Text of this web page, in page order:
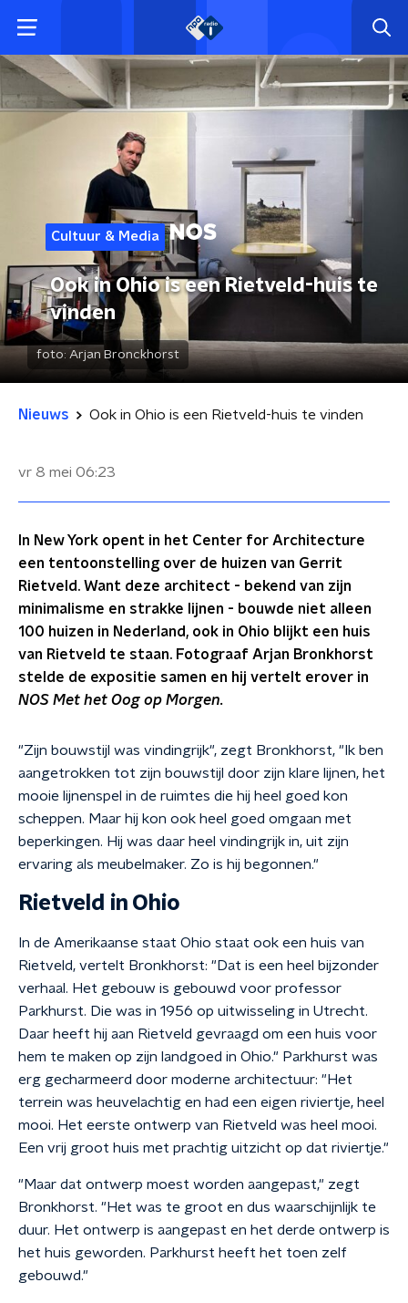
Cultuur & Media
Ook in Ohio is een Rietveld-huis te
vinden
foto: Arjan Bronckhorst
Nieuws Ook in Ohio is een Rietveld-huis te vinden
vr 8 mei 06:23
In New York opent in het Center for Architecture
een tentoonstelling over de huizen van Gerrit
Rietveld. Want deze architect - bekend van zijn
minimalisme en strakke lijnen - bouwde niet alleen
100 huizen in Nederland, ook in Ohio blijkt een huis
van Rietveld te staan. Fotograaf Arjan Bronkhorst
stelde de expositie samen en hij vertelt erover in
NOS Met het Oog op Morgen.
"Zijn bouwstijl was vindingrijk", zegt Bronkhorst, "Ik ben
aangetrokken tot zijn bouwstijl door zijn klare lijnen, het
mooie lijnenspel in de ruimtes die hij heel goed kon
scheppen. Maar hij kon ook heel goed omgaan met
beperkingen. Hij was daar heel vindingrijk in, uit zijn
ervaring als meubelmaker. Zo is hij begonnen."
Rietveld in Ohio
In de Amerikaanse staat Ohio staat ook een huis van
Rietveld, vertelt Bronkhorst: "Dat is een heel bijzonder
verhaal. Het gebouw is gebouwd voor professor
Parkhurst. Die was in 1956 op uitwisseling in Utrecht.
Daar heeft hij aan Rietveld gevraagd om een huis voor
hem te maken op zijn landgoed in Ohio." Parkhurst was
erg gecharmeerd door moderne architectuur: "Het
terrein was heuvelachtig en had een eigen riviertje, heel
mooi. Het eerste ontwerp van Rietveld was heel mooi.
Een vrij groot huis met prachtig uitzicht op dat riviertje."
"Maar dat ontwerp moest worden aangepast," zegt
Bronkhorst. "Het was te groot en dus waarschijnlijk te
duur. Het ontwerp is aangepast en het derde ontwerp is
het huis geworden. Parkhurst heeft het toen zelf
gebouwd."